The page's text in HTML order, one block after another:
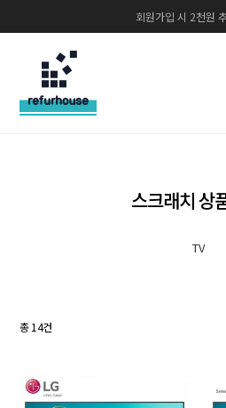
회원가입 시 2천원
스크래치 상
TV
총14건